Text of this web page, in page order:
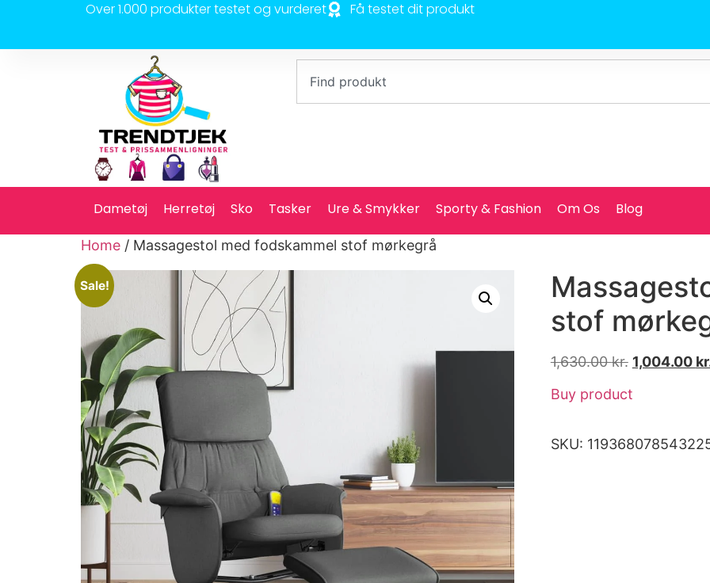
Over 1.000 produkter testet og vurderet Få testet dit produkt
Dametøj Herretøj Sko Tasker Ure & Smykker Sporty & Fashion Om Os Blog
Home / Massagestol med fodskammel stof mørkegrå
Sale!
stof
1,630.00kr. 1,004.00
Buy product
SKU: